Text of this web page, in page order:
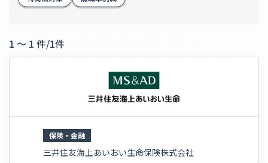
1 ～ 1 件/1件
保険・金融
三井住友海上あいおい生命保険株式会社